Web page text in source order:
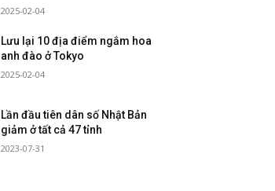
2025-02-04
Lưu lại 10 địa điểm ngắm hoa
anh đào ở Tokyo
2025-02-04
Lần đầu tiên dân số Nhật Bản
giảm ở tất cả 47 tỉnh
2023-07-31